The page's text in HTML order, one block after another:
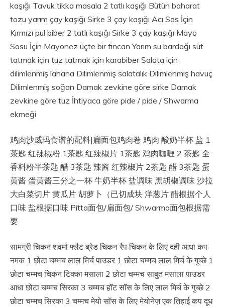
kaşığı Tavuk tikka masala 2 tatlı kaşığı Bütün baharat
tozu yarım çay kaşığı Sirke 3 çay kaşığı Acı Sos İçin
Kırmızı pul biber 2 tatlı kaşığı Sirke 3 çay kaşığı Mayo
Sosu İçin Mayonez üçte bir fincan Yarım su bardağı süt
tatmak için tuz tatmak için karabiber Salata için
dilimlenmiş lahana Dilimlenmiş salatalık Dilimlenmiş havuç
Dilimlenmiş soğan Damak zevkine göre sirke Damak
zevkine göre tuz İhtiyaca göre pide / pide / Shwarma
ekmeği
鸡肉沙威玛食谱的配料|扁面包鸡肉卷 鸡肉 酸奶半杯 盐 1
茶匙 红辣椒粉 1茶匙 红辣椒片 1茶匙 鸡肉咖喱 2 茶匙 全
香料粉半茶匙 醋 3茶匙 辣酱 红辣椒片 2茶匙 醋 3茶匙 蛋
黄酱 蛋黄酱三分之一杯 牛奶半杯 盐调味 黑胡椒调味 沙拉
大白菜切片 黄瓜片 胡萝卜（已切成块 洋葱片 醋根据个人
口味 盐根据口味 Pitta面包/扁面包/ Shwarma面包根据需
要
सामग्री चिकन शवर्मा फ्लैट ब्रेड चिकन रैप चिकन के लिए दही आधा कप
नमक 1 छोटा चम्मच लाल मिर्च पाउडर 1 छोटा चम्मच लाल मिर्च के गुच्छे 1
छोटा चम्मच चिकन टिक्का मसाला 2 छोटा चम्मच साबुत मसाला पाउडर
आधा छोटा चम्मच सिरका 3 चम्मच हॉट सॉस के लिए लाल मिर्च के गुच्छे 2
छोटा चम्मच सिरका 3 चम्मच मेयो सॉस के लिए मेयोनेज़ एक तिहाई कप दूध